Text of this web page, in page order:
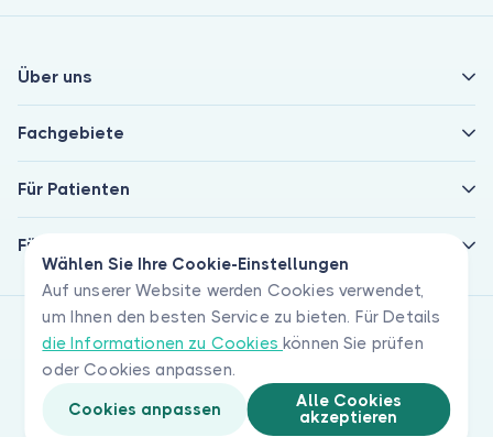
Wählen Sie Ihre Cookie-Einstellungen
Auf unserer Website werden Cookies verwendet,
um Ihnen den besten Service zu bieten. Für Details
die Informationen zu Cookieskönnen Sie prüfen
oder Cookies anpassen.
Cookies anpassen
Alle Cookies
akzeptieren
Über uns
Fachgebiete
Für Patienten
Für Ärzte